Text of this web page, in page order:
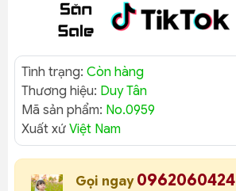
Tình trạng: Còn hàng
Thương hiệu: Duy Tân
Mã sản phẩm: No.0959
Xuất xứ Việt Nam
Gọi ngay 0962060424